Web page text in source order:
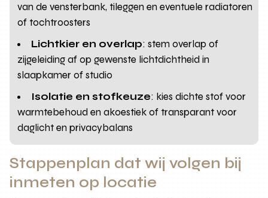
van de vensterbank, tileggen en eventuele radiatoren
of tochtroosters
Lichtkier en overlap: stem overlap of
zijgeleiding af op gewenste lichtdichtheid in
slaapkamer of studio
Isolatie en stofkeuze: kies dichte stof voor
warmtebehoud en akoestiek of transparant voor
daglicht en privacybalans
Stappenplan dat wij volgen bij
inmeten op locatie